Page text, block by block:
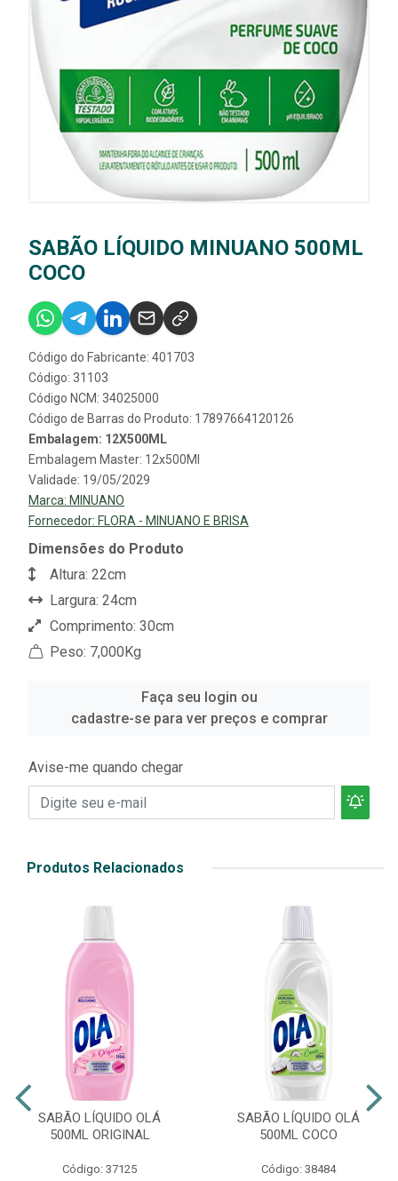
SABÃO LÍQUIDO MINUANO 500ML
COCO
Código do Fabricante: 401703
Código: 31103
Código NCM: 34025000
Código de Barras do Produto: 17897664120126
Embalagem: 12X500ML
Embalagem Master: 12x500Ml
Validade: 19/05/2029
Marca: MINUANO
Fornecedor: FLORA - MINUANO E BRISA
Dimensões do Produto
Altura: 22cm
Largura: 24cm
Comprimento: 30cm
Peso: 7,000Kg
Faça seu login ou
cadastre-se para ver preços e comprar
Avise-me quando chegar
Produtos Relacionados
SABÃO LÍQUIDO OLÁ
500ML ORIGINAL
Código: 37125
SABÃO LÍQUIDO OLÁ
500ML COCO
Código: 38484